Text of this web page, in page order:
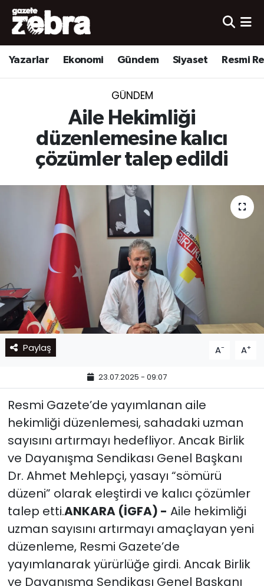
Yazarlar Ekonomi Gündem Siyaset Resmi
GÜNDEM
Aile Hekimliği
düzenlemesine kalıcı
çözümler talep edildi
Paylaş A- A+
23.07.2025 - 09:07
Resmi Gazete’de yayımlanan aile
hekimliği düzenlemesi, sahadaki uzman
sayısını artırmayı hedefliyor. Ancak Birlik
ve Dayanışma Sendikası Genel Başkanı
Dr. Ahmet Mehlepçi, yasayı “sömürü
düzeni” olarak eleştirdi ve kalıcı çözümler
talep etti.ANKARA (İGFA) - Aile hekimliği
uzman sayısını artırmayı amaçlayan yeni
düzenleme, Resmi Gazete’de
yayımlanarak yürürlüğe girdi. Ancak Birlik
ve Dayanışma Sendikası Genel Başkanı
Yazarlar
Ekonomi
Yerel
Spor
Nöbetçi Eczaneler
Hava Durumu
Süper Lig Puan Durumu ve Fikstür
Tüm Manşetler
Son Dakika Haberleri
Haber Arşivi